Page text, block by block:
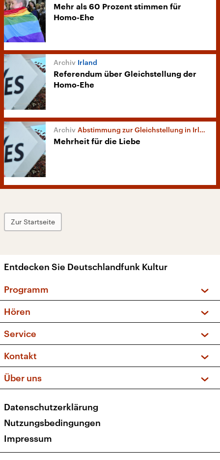
Mehr als 60 Prozent stimmen für
Homo-Ehe
Irland
Referendum über Gleichstellung der
Homo-Ehe
Abstimmung zur Gleichstellung in Irland
Mehrheit für die Liebe
Zur Startseite
Entdecken Sie Deutschlandfunk Kultur
Programm
Sendungen und Podcasts
Musikliste
Kakadu – Das Kinderprogramm
Hören
Frequenzen (UKW + DAB+)
Service
FAQ
Apps
Newsletter
Veranstaltungen
Kontakt
Social Media
Über uns
Presse
Karriere
Transparenz
Datenschutzerklärung
Nutzungsbedingungen
Impressum